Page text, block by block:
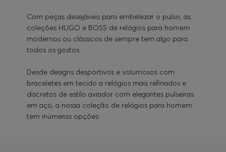
Com peças desejáveis para embelezar o pulso, as
coleções HUGO e BOSS de relógios para homem
modernos ou clássicos de sempre tem algo para
todos os gostos.
Desde designs desportivos e volumosos com
braceletes em tecido a relógios mais refinados e
discretos de estilo aviador com elegantes pulseiras
em aço, a nossa coleção de relógios para homem
tem inúmeras opções.